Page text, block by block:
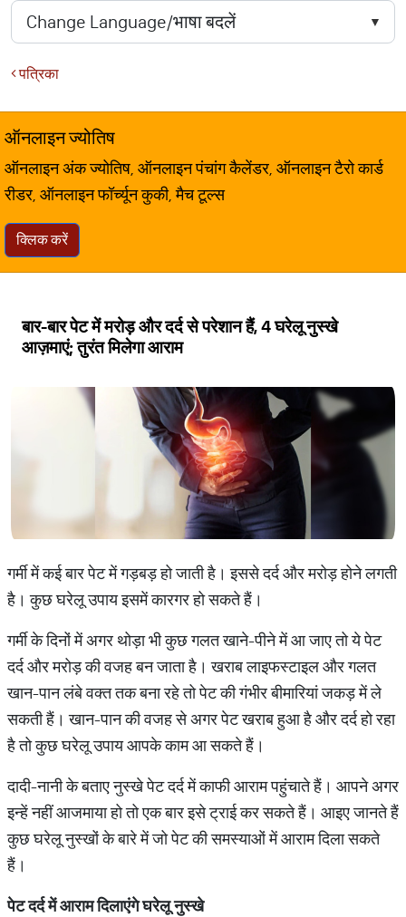
पत्रिका
ऑनलाइन ज्योतिष
ऑनलाइन अंक ज्योतिष, ऑनलाइन पंचांग कैलेंडर, ऑनलाइन टैरो कार्ड
रीडर, ऑनलाइन फॉर्च्यून कुकी, मैच टूल्स
क्लिक करें
बार-बार पेट में मरोड़ और दर्द से परेशान हैं, 4 घरेलू नुस्खे
आज़माएं; तुरंत मिलेगा आराम
गर्मी में कई बार पेट में गड़बड़ हो जाती है। इससे दर्द और मरोड़ होने लगती
है। कुछ घरेलू उपाय इसमें कारगर हो सकते हैं।
गर्मी के दिनों में अगर थोड़ा भी कुछ गलत खाने-पीने में आ जाए तो ये पेट
दर्द और मरोड़ की वजह बन जाता है। खराब लाइफस्टाइल और गलत
खान-पान लंबे वक्त तक बना रहे तो पेट की गंभीर बीमारियां जकड़ में ले
सकती हैं। खान-पान की वजह से अगर पेट खराब हुआ है और दर्द हो रहा
है तो कुछ घरेलू उपाय आपके काम आ सकते हैं।
दादी-नानी के बताए नुस्खे पेट दर्द में काफी आराम पहुंचाते हैं। आपने अगर
इन्हें नहीं आजमाया हो तो एक बार इसे ट्राई कर सकते हैं। आइए जानते हैं
कुछ घरेलू नुस्खों के बारे में जो पेट की समस्याओं में आराम दिला सकते
हैं।
पेटदर्दमेंआरामदिलाएंगेघरेलूनुस्खे